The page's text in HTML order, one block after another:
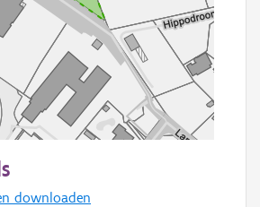
downloaden